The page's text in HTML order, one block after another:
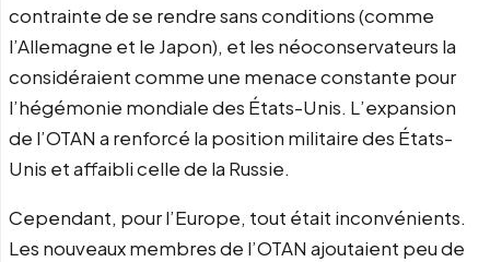
contrainte de se rendre sans conditions (comme
l’Allemagne et le Japon), et les néoconservateurs la
considéraient comme une menace constante pour
l’hégémonie mondiale des États-Unis. L’expansion
de l’OTAN a renforcé la position militaire des États-
Unis et affaibli celle de la Russie.
Cependant, pour l’Europe, tout était inconvénients.
Les nouveaux membres de l’OTAN ajoutaient peu de